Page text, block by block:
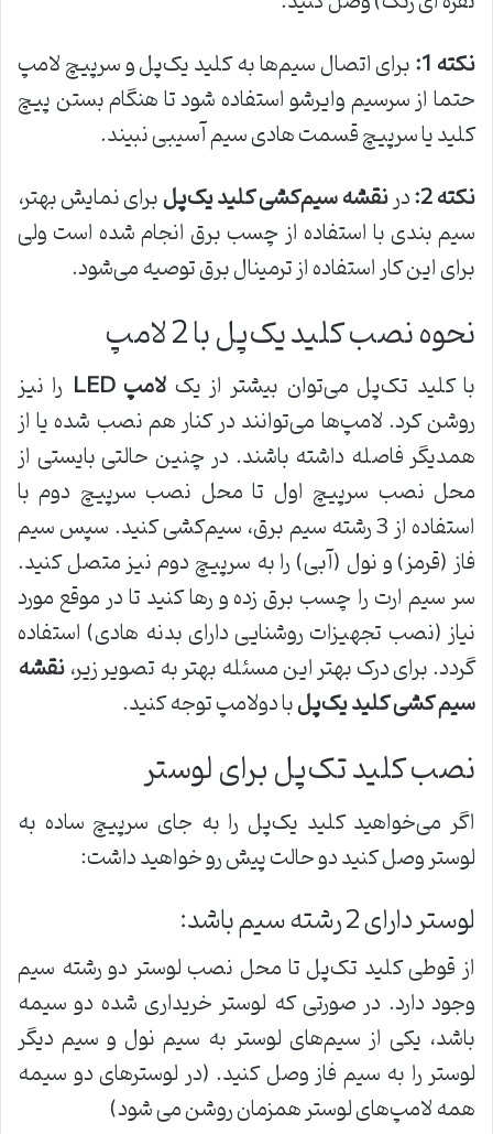
نکته 1 :برای اتصال سیم‌ها به کلید یک‌پل و سرپیچ لامپ
حتما از سرسیم وایرشو استفاده شود تا هنگام بستن پیچ
کلید یا سرپیچ قسمت هادی سیم آسیبی نبیند.
نکته 2 :درنقشه سیمکشی کلید یکپلبرای نمایش بهتر،
سیم بندی با استفاده از چسب برق انجام شده است ولی
برای این کار استفاده از ترمینال برق توصیه می‌شود.
نحوه نصب کلید یک‌پل با 2 لامپ
با کلید تک‌پل می‌توان بیشتر از یک لامپ LED
را نیز
روشن کرد. لامپ‌ها می‌توانند در کنار هم نصب شده یا از
همدیگر فاصله داشته باشند. در چنین حالتی بایستی از
محل نصب سرپیچ اول تا محل نصب سرپیچ دوم با
استفاده از 3 رشته سیم برق، سیم‌کشی کنید. سپس سیم
فاز (قرمز) و نول (آبی) را به سرپیچ دوم نیز متصل کنید.
سر سیم ارت را چسب برق زده و رها کنید تا در موقع مورد
نیاز (نصب تجهیزات روشنایی دارای بدنه هادی) استفاده
گردد. برای درک بهتر این مسئله بهتر به تصویر زیر،نقشه
سیم کشی کلید یکپلبا دو‌لامپ توجه کنید.
نصب کلید تک‌پل برای لوستر
اگر می‌خواهید کلید یک‌پل را به جای سرپیچ ساده به
لوستر وصل کنید دو حالت پیش رو خواهید داشت:
لوستر دارای 2 رشته سیم باشد:
از قوطی کلید تک‌پل تا محل نصب لوستر دو رشته سیم
وجود دارد. در صورتی که لوستر خریداری شده دو سیمه
باشد، یکی از سیم‌های لوستر به سیم نول و سیم دیگر
لوستر را به سیم فاز وصل کنید. (در لوستر‌‌های دو سیمه
همه لامپ‌های لوستر همزمان روشن می شود)